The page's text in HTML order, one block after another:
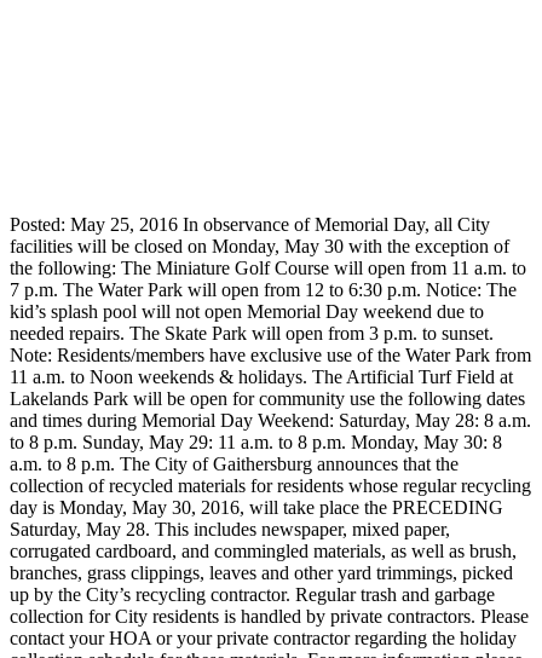
Posted: May 25, 2016 In observance of Memorial Day, all City
facilities will be closed on Monday, May 30 with the exception of
the following: The Miniature Golf Course will open from 11 a.m. to
7 p.m. The Water Park will open from 12 to 6:30 p.m. Notice: The
kid’s splash pool will not open Memorial Day weekend due to
needed repairs. The Skate Park will open from 3 p.m. to sunset.
Note: Residents/members have exclusive use of the Water Park from
11 a.m. to Noon weekends & holidays. The Artificial Turf Field at
Lakelands Park will be open for community use the following dates
and times during Memorial Day Weekend: Saturday, May 28: 8 a.m.
to 8 p.m. Sunday, May 29: 11 a.m. to 8 p.m. Monday, May 30: 8
a.m. to 8 p.m. The City of Gaithersburg announces that the
collection of recycled materials for residents whose regular recycling
day is Monday, May 30, 2016, will take place the PRECEDING
Saturday, May 28. This includes newspaper, mixed paper,
corrugated cardboard, and commingled materials, as well as brush,
branches, grass clippings, leaves and other yard trimmings, picked
up by the City’s recycling contractor. Regular trash and garbage
collection for City residents is handled by private contractors. Please
contact your HOA or your private contractor regarding the holiday